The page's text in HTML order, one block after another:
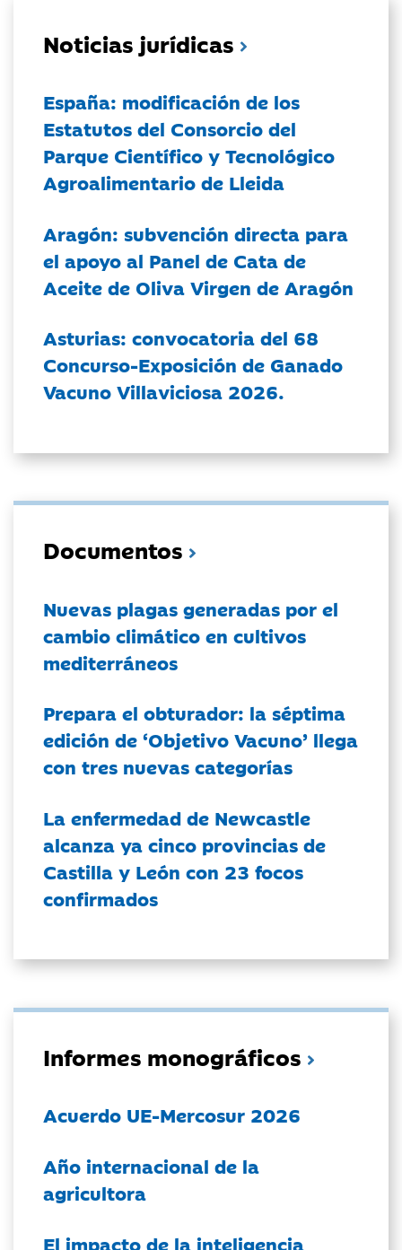
Noticias jurídicas
España: modificación de los
Estatutos del Consorcio del
Parque Científico y Tecnológico
Agroalimentario de Lleida
Aragón: subvención directa para
el apoyo al Panel de Cata de
Aceite de Oliva Virgen de Aragón
Asturias: convocatoria del 68
Concurso-Exposición de Ganado
Vacuno Villaviciosa 2026.
Documentos
Nuevas plagas generadas por el
cambio climático en cultivos
mediterráneos
Prepara el obturador: la séptima
edición de ‘Objetivo Vacuno’ llega
con tres nuevas categorías
La enfermedad de Newcastle
alcanza ya cinco provincias de
Castilla y León con 23 focos
confirmados
Informes monográficos
Acuerdo UE-Mercosur 2026
Año internacional de la
agricultora
El impacto de la inteligencia